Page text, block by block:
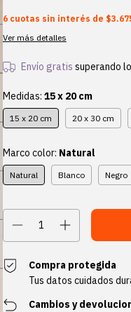
6 cuotas sin interés de
Ver más detalles
Envío gratis superando
Medidas: 15 x 20 cm
15 x 20 cm 20 x 30 cm
Marco color: Natural
Natural Blanco Negro
Compra protegida
Tus datos cuidados
Cambios y